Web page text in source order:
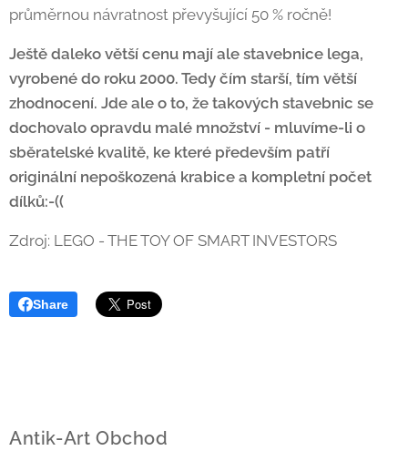
průměrnou návratnost převyšující 50 % ročně!
Ještě daleko větší cenu mají ale stavebnice lega,
vyrobené do roku 2000. Tedy čím starší, tím větší
zhodnocení. Jde ale o to, že takových stavebnic se
dochovalo opravdu malé množství - mluvíme-li o
sběratelské kvalitě, ke které především patří
originální nepoškozená krabice a kompletní počet
dílků:-((
Zdroj: LEGO - THE TOY OF SMART INVESTORS
Share
Antik-Art Obchod